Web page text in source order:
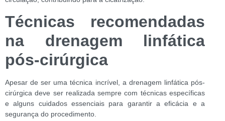
Técnicas recomendadas
na drenagem linfática
pós-cirúrgica
Apesar de ser uma técnica incrível, a drenagem linfática pós-
cirúrgica deve ser realizada sempre com técnicas específicas
e alguns cuidados essenciais para garantir a eficácia e a
segurança do procedimento.